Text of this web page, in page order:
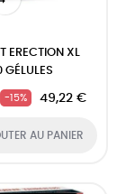
ERECTION XL
GÉLULES
-15% 49,22 €
AU PANIER